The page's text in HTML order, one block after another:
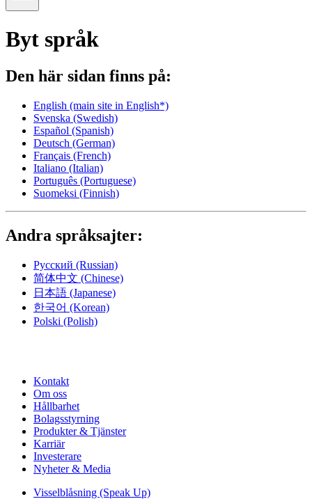
Byt språk
Den här sidan finns på:
English (main site in English*)
Svenska (Swedish)
Español (Spanish)
Deutsch (German)
Français (French)
Italiano (Italian)
Português (Portuguese)
Suomeksi (Finnish)
Andra språksajter:
Русский (Russian)
简体中文 (Chinese)
日本語 (Japanese)
한국어 (Korean)
Polski (Polish)
Kontakt
Om oss
Hållbarhet
Bolagsstyrning
Produkter & Tjänster
Karriär
Investerare
Nyheter & Media
Visselblåsning (Speak Up)